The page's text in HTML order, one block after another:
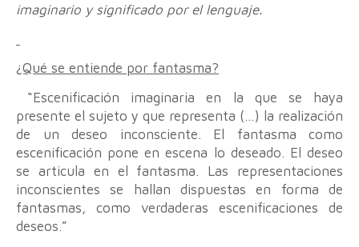
imaginario y significado por el lenguaje.
¿Qué se entiende por fantasma?
“Escenificación imaginaria en la que se haya
presente el sujeto y que representa (…) la realización
de un deseo inconsciente. El fantasma como
escenificación pone en escena lo deseado. El deseo
se articula en el fantasma. Las representaciones
inconscientes se hallan dispuestas en forma de
fantasmas, como verdaderas escenificaciones de
deseos.”